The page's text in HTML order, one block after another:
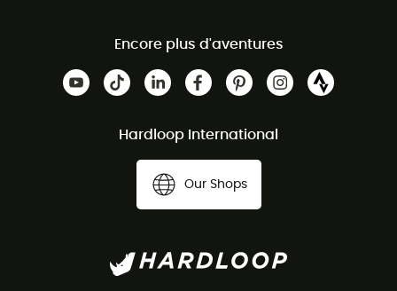
Encore plus d'aventures
Hardloop International
Our Shops